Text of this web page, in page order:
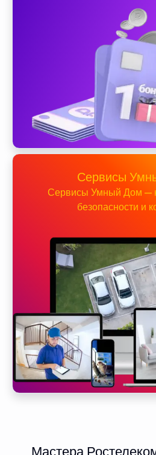
Сервисы
Сервисы Умный Дом —
безопасности и
Мастера